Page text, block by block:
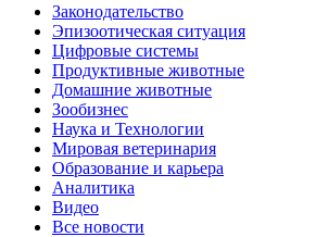
Законодательство
Эпизоотическая ситуация
Цифровые системы
Продуктивные животные
Домашние животные
Зообизнес
Наука и Технологии
Мировая ветеринария
Образование и карьера
Аналитика
Видео
Все новости